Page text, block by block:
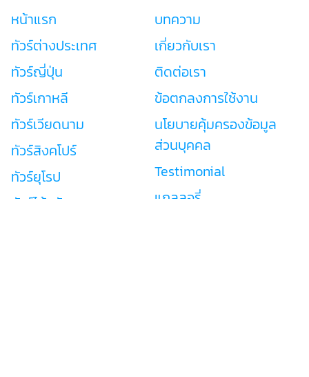
หน้าแรก
ทัวร์ต่างประเทศ
ทัวร์ญี่ปุ่น
ทัวร์เกาหลี
ทัวร์เวียดนาม
ทัวร์สิงคโปร์
ทัวร์ยุโรป
ทัวร์ไต้หวัน
บทความ
เกี่ยวกับเรา
ติดต่อเรา
ข้อตกลงการใช้งาน
นโยบายคุ้มครองข้อมูล
ส่วนบุคคล
Testimonial
แกลลอรี่